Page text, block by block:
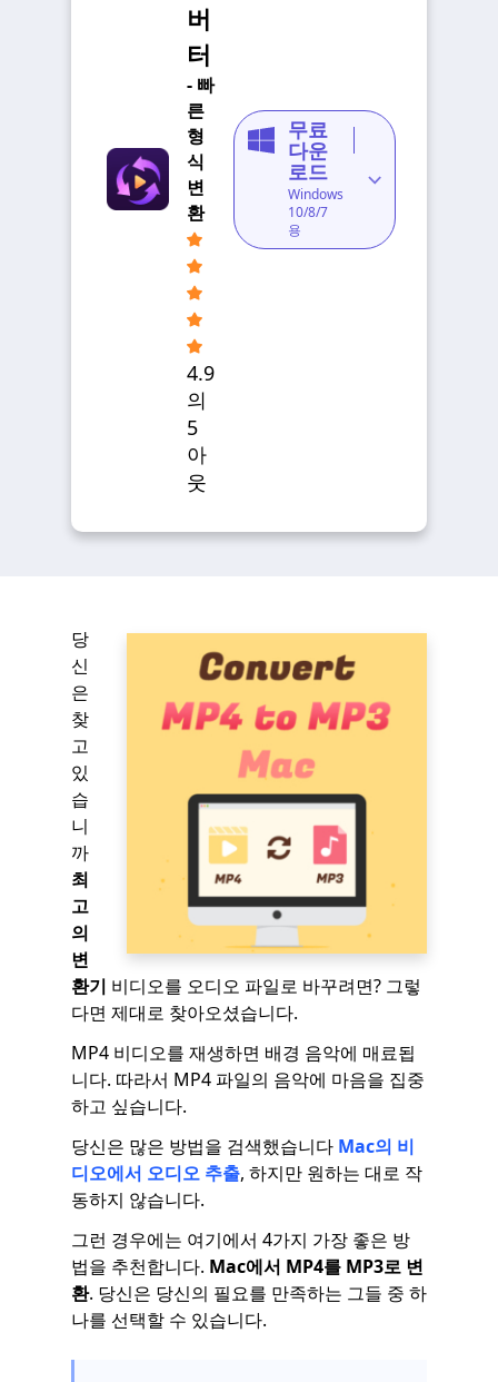
버
터
- 빠
른
형
식
변
환
4.9
의
5
아
웃
무료
다운
로드
Windows
10/8/7
용
당
신
은
찾
고
있
습
니
까
최
고
의
변
환기 비디오를 오디오 파일로 바꾸려면? 그렇
다면 제대로 찾아오셨습니다.
MP4 비디오를 재생하면 배경 음악에 매료됩
니다. 따라서 MP4 파일의 음악에 마음을 집중
하고 싶습니다.
당신은 많은 방법을 검색했습니다 Mac의 비
디오에서 오디오 추출, 하지만 원하는 대로 작
동하지 않습니다.
그런 경우에는 여기에서 4가지 가장 좋은 방
법을 추천합니다. Mac에서 MP4를 MP3로 변
환. 당신은 당신의 필요를 만족하는 그들 중 하
나를 선택할 수 있습니다.